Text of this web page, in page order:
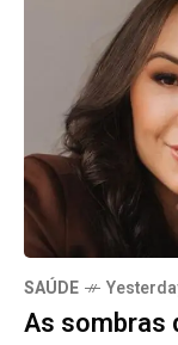
SAÚDE
As sombras